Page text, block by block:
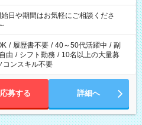
や期間はお気軽にご相談くださ
/ 履歴書不要 / 40～50代活躍中 / 副
由 / シフト勤務 / 10名以上の大量募
コンスキル不要
応募する 詳細へ